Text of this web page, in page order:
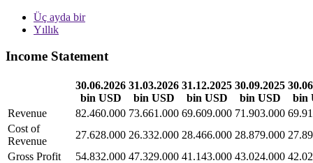
Üç ayda bir
Yıllık
Income Statement
30.06.2026
bin USD
31.03.2026
bin USD
31.12.2025
bin USD
30.09.2025
bin USD
bin
Revenue
82.460.000 73.661.000 69.609.000 71.903.000
Cost of
Revenue
27.628.000 26.332.000 28.466.000 28.879.000
Gross Profit
54.832.000 47.329.000 41.143.000 43.024.000